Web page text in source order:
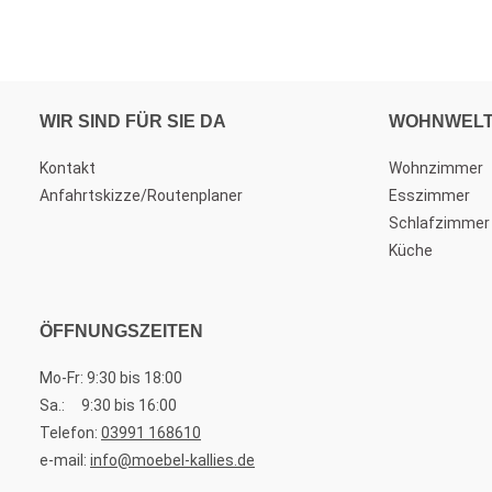
WIR SIND FÜR SIE DA
Kontakt
Anfahrtskizze/Routenplaner
Wohnzimmer
Esszimmer
Schlafzimmer
Küche
ÖFFNUNGSZEITEN
Mo-Fr: 9:30 bis 18:00
Sa.: 9:30 bis 16:00
Telefon: 03991 168610
e-mail: info@moebel-kallies.de